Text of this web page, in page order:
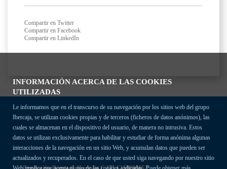
INFORMACIÓN ACERCA DE LAS COOKIES
UTILIZADAS
Le informamos que en el transcurso de su navegación por los sitios web del grupo
Ibercaja, se utilizan cookies propias y de terceros (ficheros de datos anónimos), las
cuales se almacenan en el dispositivo del usuario, de manera no intrusiva. Estos
datos se utilizan exclusivamente para habilitar y estudiar de forma anónima algunas
interacciones de la navegación en un sitio Web, y acumulan datos que pueden ser
actualizados y recuperados. En el caso de que usted siga navegando por nuestro sitio
Compartir en Twitter
Compartir en Facebook
Compartir en LinkedIn